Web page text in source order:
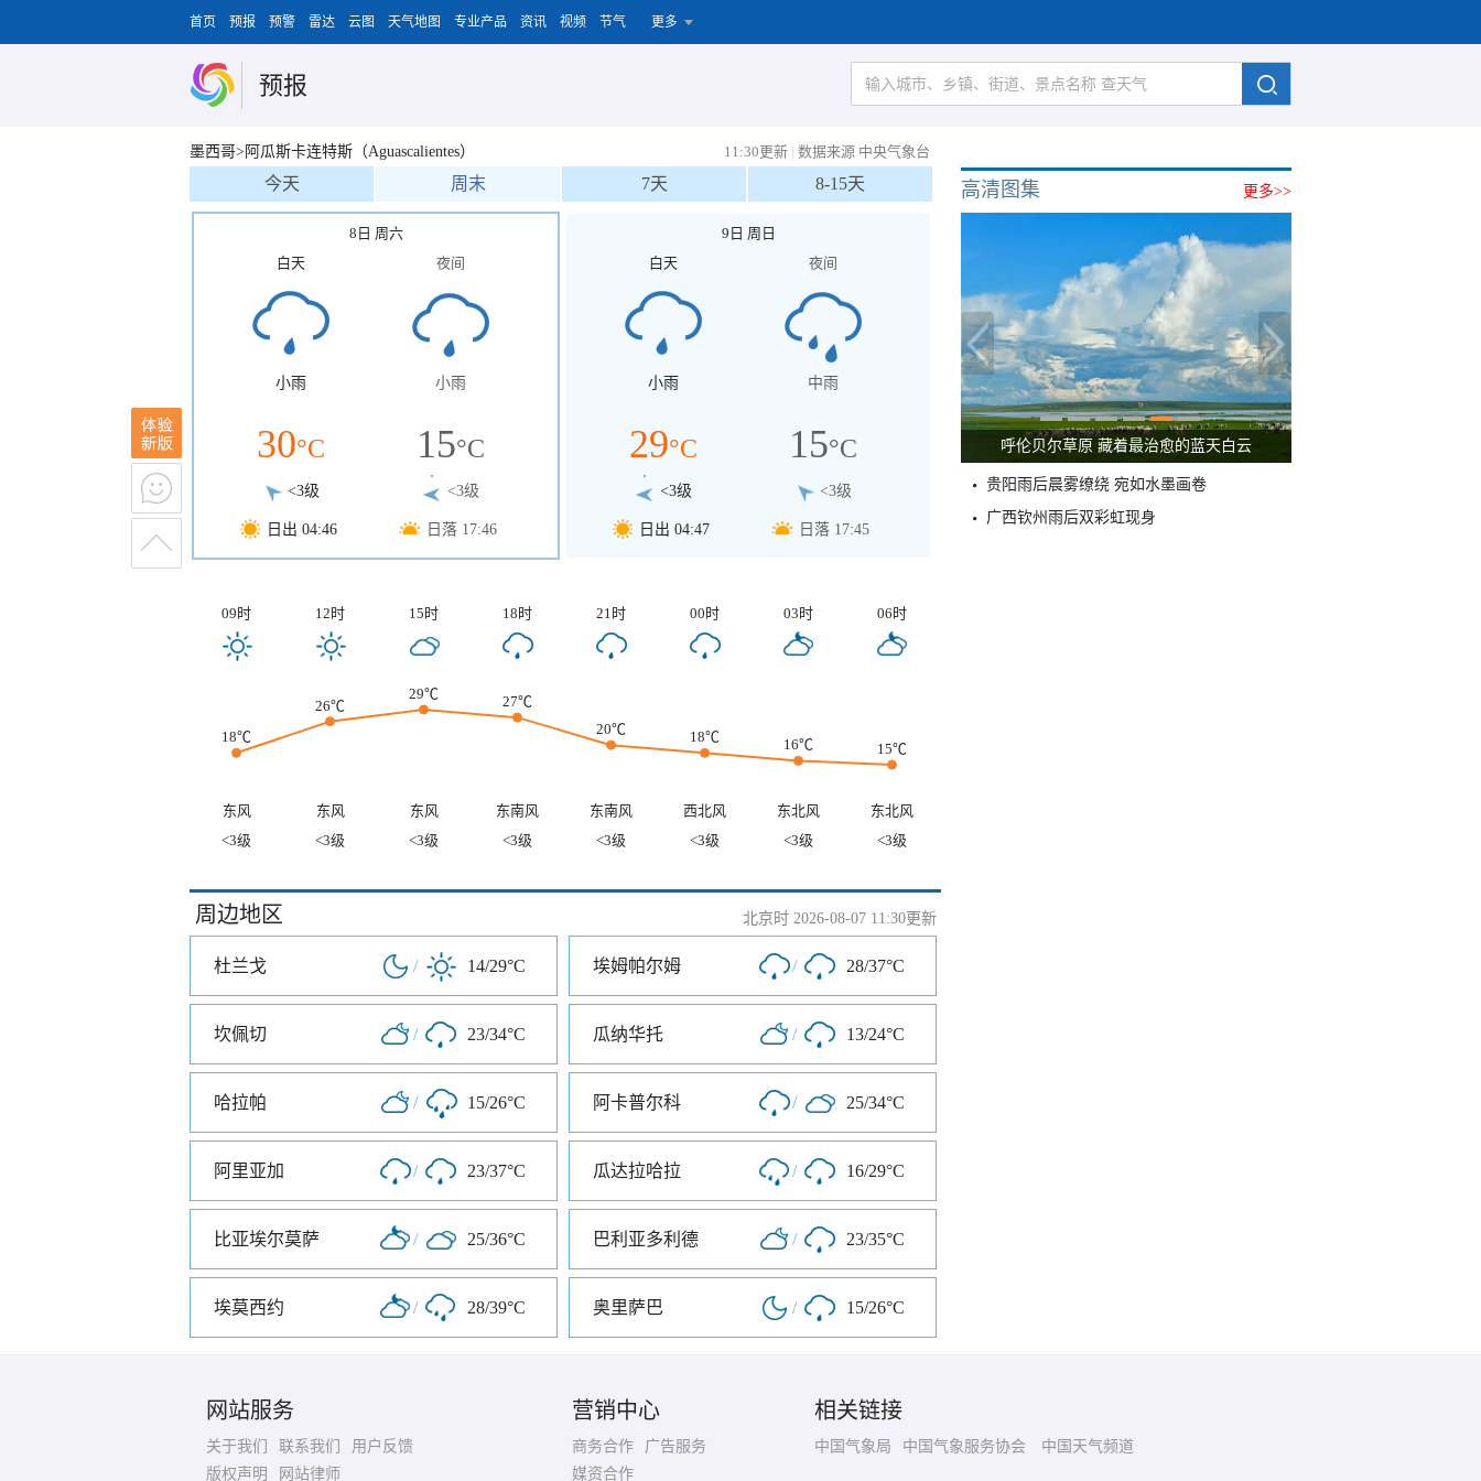
首页 预报 预警 雷达 云图 天气地图 专业产品 资讯 视频 节气 更多
预报
墨西哥>阿瓜斯卡连特斯（Aguascalientes） 11:30更新 | 数据来源 中央气象台
今天 周末 7天 8-15天
8日 周六
白天
小雨
30°C
<3级
日出 04:46
夜间
小雨
15°C
<3级
日落 17:46
9日 周日
白天
小雨
29°C
<3级
日出 04:47
夜间
中雨
15°C
<3级
日落 17:45
09时 12时 15时 18时 21时 00时 03时 06时
18℃
26℃
29℃
27℃
20℃
18℃ 16℃ 15℃
东风 东风 东风 东南风 东南风 西北风 东北风
东北风
<3级
<3级 <3级 <3级 <3级 <3级 <3级 <3级
周边地区 北京时 2026-08-07 11:30更新
杜兰戈 / 14/29°C 埃姆帕尔姆 / 28/37°C
坎佩切 / 23/34°C 瓜纳华托 / 13/24°C
哈拉帕 / 15/26°C 阿卡普尔科 / 25/34°C
阿里亚加 / 23/37°C 瓜达拉哈拉 / 16/29°C
比亚埃尔莫萨 / 25/36°C 巴利亚多利德 / 23/35°C
埃莫西约 / 28/39°C 奥里萨巴 / 15/26°C
更多>>
高清图集
呼伦贝尔草原 藏着最治愈的蓝天白云
贵阳雨后晨雾缭绕 宛如水墨画卷
广西钦州雨后双彩虹现身
网站服务
关于我们 联系我们
用户反馈
版权声明
网站律师
营销中心
商务合作
广告服务
媒资合作
相关链接
中国气象局 中国气象服务协会 中国天气频道